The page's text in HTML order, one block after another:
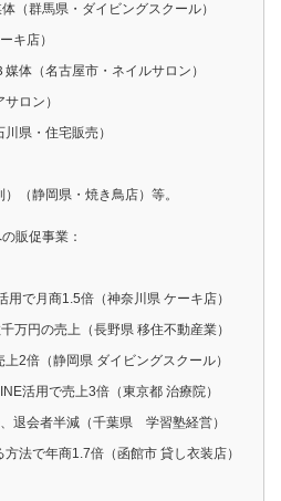
（群馬県・ダイビングスクール）
キ店）
体（名古屋市・ネイルサロン）
ロン）
県・住宅販売）
（静岡県・焼き鳥店）等。
販促事業：
用で月商1.5倍（神奈川県 ケーキ店）
万円の売上（長野県 移住不動産業）
2倍（静岡県 ダイビングスクール）
活用で売上3倍（東京都 治療院）
退会者半減（千葉県 学習塾経営）
法で年商1.7倍（函館市 貸し衣装店）